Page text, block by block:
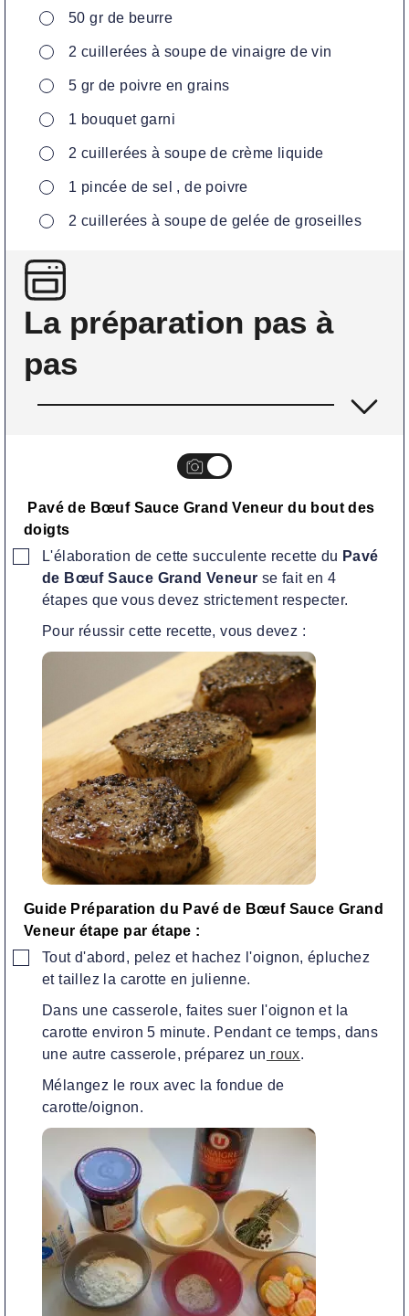
▢
50 gr de beurre
▢
2 cuillerées à soupe de vinaigre de vin
▢
5 gr de poivre en grains
▢
1 bouquet garni
▢
2 cuillerées à soupe de crème liquide
▢
1 pincée de sel , de poivre
▢
2 cuillerées à soupe de gelée de groseilles
La préparation pas à
pas
Pavé de Bœuf Sauce Grand Veneur du bout des
doigts
▢L'élaboration de cette succulente recette du Pavé
de Bœuf Sauce Grand Veneur se fait en 4
étapes que vous devez strictement respecter.
Pour réussir cette recette, vous devez :
Guide Préparation du Pavé de Bœuf Sauce Grand
Veneur étape par étape :
▢
Tout d'abord, pelez et hachez l'oignon, épluchez
et taillez la carotte en julienne.
Dans une casserole, faites suer l'oignon et la
carotte environ 5 minute. Pendant ce temps, dans
une autre casserole, préparez un roux.
Mélangez le roux avec la fondue de
carotte/oignon.